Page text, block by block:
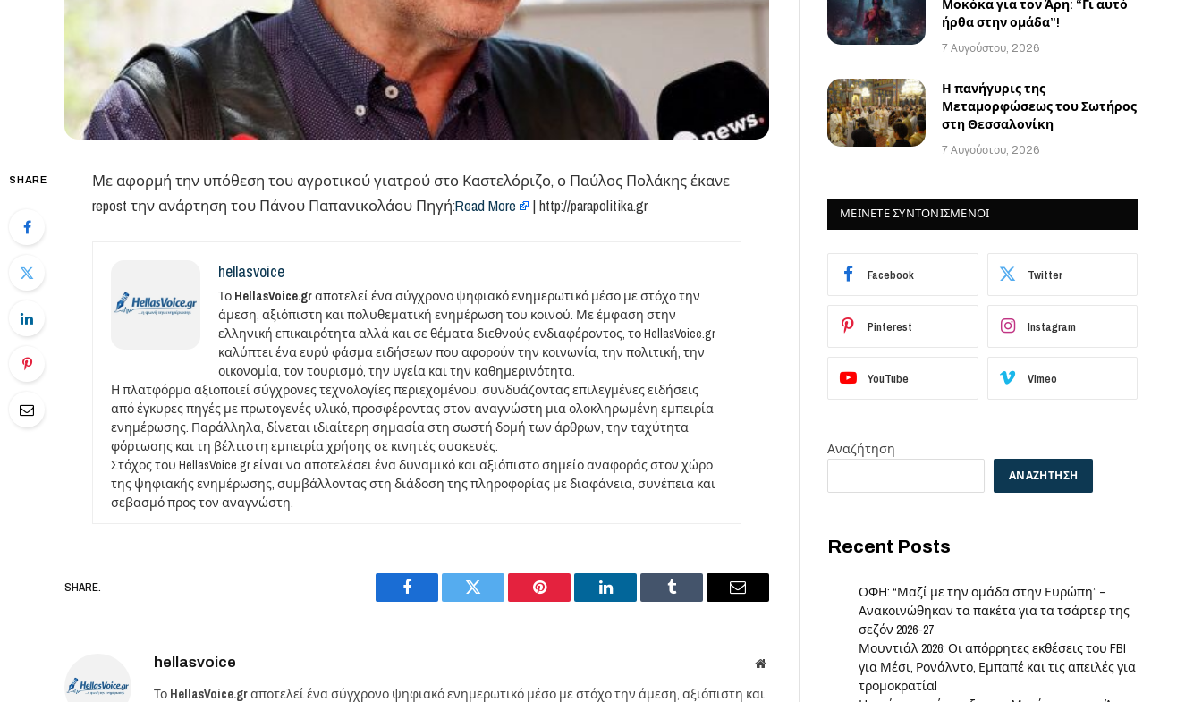
SHARE
Με αφορμή την υπόθεση του αγροτικού γιατρού στο Καστελόριζο, ο Παύλος Πολάκης έκανε
repost την ανάρτηση του Πάνου Παπανικολάου Πηγή:Read More | http://parapolitika.gr
hellasvoice
Το HellasVoice.grαποτελεί ένα σύγχρονο ψηφιακό ενημερωτικό μέσο με στόχο την
άμεση, αξιόπιστη και πολυθεματική ενημέρωση του κοινού. Με έμφαση στην
ελληνική επικαιρότητα αλλά και σε θέματα διεθνούς ενδιαφέροντος, το HellasVoice.gr
καλύπτει ένα ευρύ φάσμα ειδήσεων που αφορούν την κοινωνία, την πολιτική, την
οικονομία, τον τουρισμό, την υγεία και την καθημερινότητα.
Η πλατφόρμα αξιοποιεί σύγχρονες τεχνολογίες περιεχομένου, συνδυάζοντας επιλεγμένες ειδήσεις
από έγκυρες πηγές με πρωτογενές υλικό, προσφέροντας στον αναγνώστη μια ολοκληρωμένη εμπειρία
ενημέρωσης. Παράλληλα, δίνεται ιδιαίτερη σημασία στη σωστή δομή των άρθρων, την ταχύτητα
φόρτωσης και τη βέλτιστη εμπειρία χρήσης σε κινητές συσκευές.
Στόχος του HellasVoice.gr είναι να αποτελέσει ένα δυναμικό και αξιόπιστο σημείο αναφοράς στον χώρο
της ψηφιακής ενημέρωσης, συμβάλλοντας στη διάδοση της πληροφορίας με διαφάνεια, συνέπεια και
σεβασμό προς τον αναγνώστη.
SHARE.
Facebook Twitter Pinterest LinkedIn Tumblr Email
hellasvoice Website
Το HellasVoice.grαποτελεί ένα σύγχρονο ψηφιακό ενημερωτικό μέσο με στόχο την άμεση, αξιόπιστη και
Μοκόκα για τον Άρη: “Γι αυτό
ήρθα στην ομάδα”!
7 Αυγούστου, 2026
Η πανήγυρις της
Μεταμορφώσεως του Σωτήρος
στη Θεσσαλονίκη
7 Αυγούστου, 2026
ΜΕΙΝΕΤΕ ΣΥΝΤΟΝΙΣΜΕΝΟΙ
Facebook Twitter
Pinterest Instagram
YouTube Vimeo
Αναζήτηση
ΑΝΑΖΉΤΗΣΗ
Recent Posts
ΟΦΗ: “Μαζί με την ομάδα στην Ευρώπη” –
Ανακοινώθηκαν τα πακέτα για τα τσάρτερ της
σεζόν 2026-27
Μουντιάλ 2026: Οι απόρρητες εκθέσεις του FBI
για Μέσι, Ρονάλντο, Εμπαπέ και τις απειλές για
τρομοκρατία!